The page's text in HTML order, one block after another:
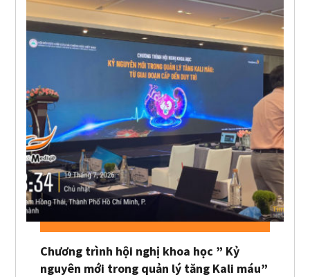
Chương trình hội nghị khoa học ” Kỷ
nguyên mới trong quản lý tăng Kali máu”